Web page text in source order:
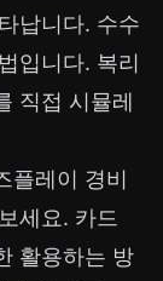
납니다. 수수
입니다. 복리
직접 시뮬레
플레이 경비
세요. 카드
활용하는 방